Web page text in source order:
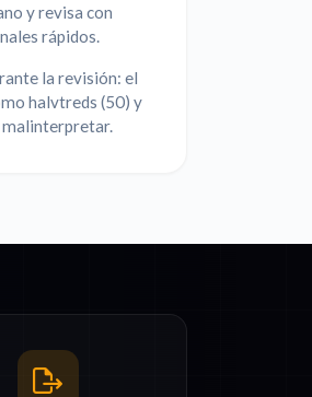
y revisa con
rápidos.
la revisión: el
halvtreds (50) y
malinterpretar.